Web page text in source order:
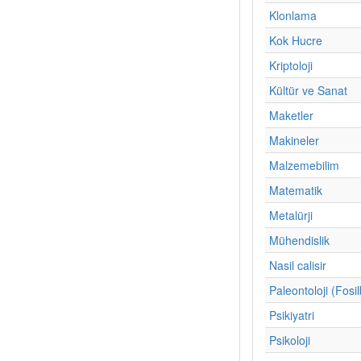
Klonlama
Kok Hucre
Kriptoloji
Kültür ve Sanat
Maketler
Makineler
Malzemebilim
Matematik
Metalürji
Mühendislik
Nasil calisir
Paleontoloji
Psikiyatri
Psikoloji